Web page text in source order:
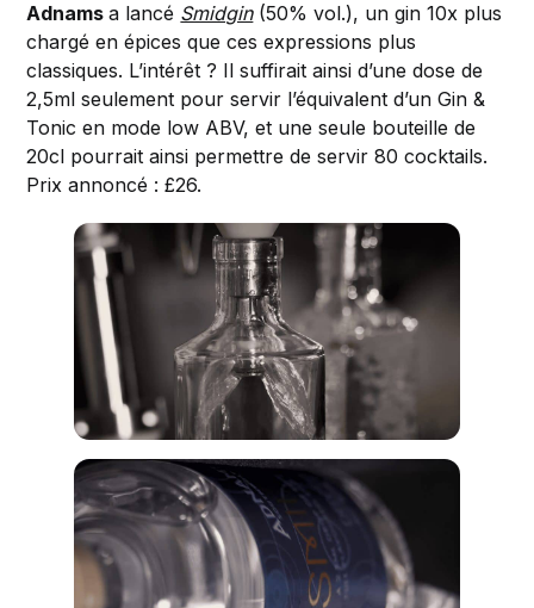
Adnamsa lancé Smidgin(50% vol.), un gin 10x plus
chargé en épices que ces expressions plus
classiques. L’intérêt ? Il suffirait ainsi d’une dose de
2,5ml seulement pour servir l’équivalent d’un Gin &
Tonic en mode low ABV, et une seule bouteille de
20cl pourrait ainsi permettre de servir 80 cocktails.
Prix annoncé : £26.